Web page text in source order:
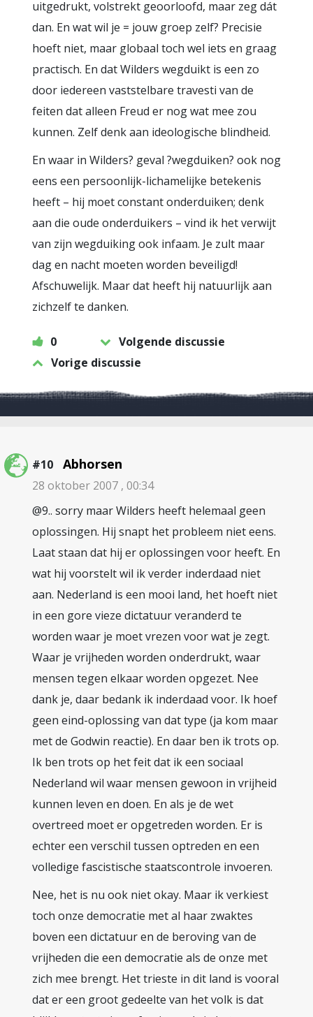
uitgedrukt, volstrekt geoorloofd, maar zeg dát
dan. En wat wil je = jouw groep zelf? Precisie
hoeft niet, maar globaal toch wel iets en graag
practisch. En dat Wilders wegduikt is een zo
door iedereen vaststelbare travesti van de
feiten dat alleen Freud er nog wat mee zou
kunnen. Zelf denk aan ideologische blindheid.
En waar in Wilders? geval ?wegduiken? ook nog
eens een persoonlijk-lichamelijke betekenis
heeft – hij moet constant onderduiken; denk
aan die oude onderduikers – vind ik het verwijt
van zijn wegduiking ook infaam. Je zult maar
dag en nacht moeten worden beveiligd!
Afschuwelijk. Maar dat heeft hij natuurlijk aan
zichzelf te danken.
0
Volgende discussie
Vorige discussie
#10 Abhorsen
28 oktober 2007 , 00:34
@9.. sorry maar Wilders heeft helemaal geen
oplossingen. Hij snapt het probleem niet eens.
Laat staan dat hij er oplossingen voor heeft. En
wat hij voorstelt wil ik verder inderdaad niet
aan. Nederland is een mooi land, het hoeft niet
in een gore vieze dictatuur veranderd te
worden waar je moet vrezen voor wat je zegt.
Waar je vrijheden worden onderdrukt, waar
mensen tegen elkaar worden opgezet. Nee
dank je, daar bedank ik inderdaad voor. Ik hoef
geen eind-oplossing van dat type (ja kom maar
met de Godwin reactie). En daar ben ik trots op.
Ik ben trots op het feit dat ik een sociaal
Nederland wil waar mensen gewoon in vrijheid
kunnen leven en doen. En als je de wet
overtreed moet er opgetreden worden. Er is
echter een verschil tussen optreden en een
volledige fascistische staatscontrole invoeren.
Nee, het is nu ook niet okay. Maar ik verkiest
toch onze democratie met al haar zwaktes
boven een dictatuur en de beroving van de
vrijheden die een democratie als de onze met
zich mee brengt. Het trieste in dit land is vooral
dat er een groot gedeelte van het volk is dat